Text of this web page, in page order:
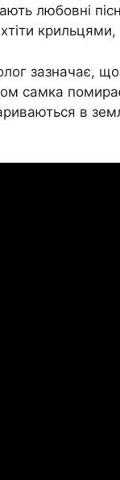
любовні
зазначає,
самка
в